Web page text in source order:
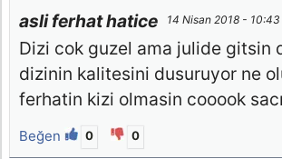
asli ferhat hatice 14 Nisan 2018 - 10:43
Dizi cok guzel ama julide gitsin
dizinin kalitesini dusuruyor ne
ferhatin kizi olmasin cooook
Beğen 0 0